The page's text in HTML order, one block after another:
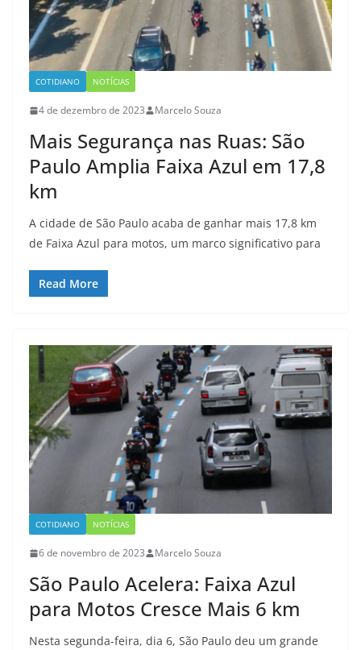
COTIDIANO NOTÍCIAS
4 de dezembro de 2023 Marcelo Souza
Mais Segurança nas Ruas: São
Paulo Amplia Faixa Azul em 17,8
km
A cidade de São Paulo acaba de ganhar mais 17,8 km
de Faixa Azul para motos, um marco significativo para
Read More
COTIDIANO NOTÍCIAS
6 de novembro de 2023 Marcelo Souza
São Paulo Acelera: Faixa Azul
para Motos Cresce Mais 6 km
Nesta segunda-feira, dia 6, São Paulo deu um grande